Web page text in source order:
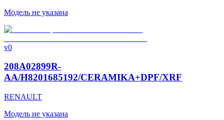
Модель не указана
v0
208A02899R-
AA/H8201685192/CERAMIKA+DPF/XRF
RENAULT
Модель не указана